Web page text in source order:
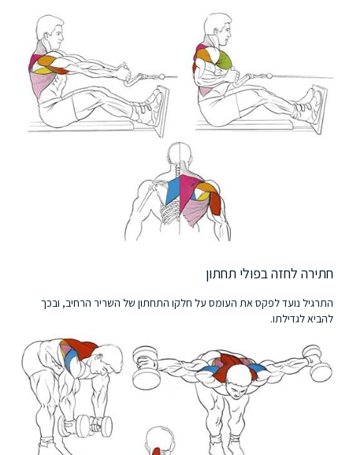
חתירה לחזה בפולי תחתון
התרגיל נועד לפקס את העומס על חלקו התחתון של השריר הרחיב, ובכך
להביא לגדילתו.